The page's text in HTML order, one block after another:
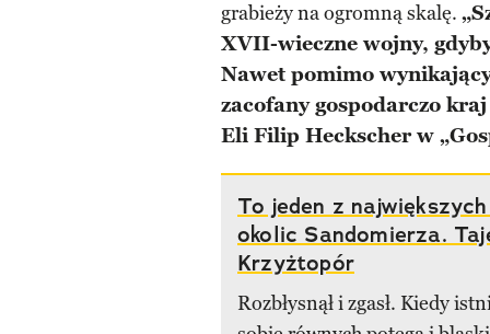
grabieży na ogromną skalę.
XVII-wieczne wojny,
Nawet pomimo
zacofany gospodarczo
Eli Filip Heckscher w
To jeden z
okolic Sandomierza.
Krzyżtopór
Rozbłysnął i zgasł. Kiedy